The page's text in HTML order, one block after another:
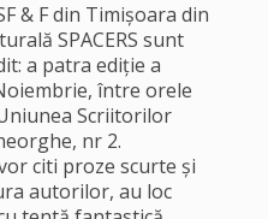
& F din Timișoara din
SPACERS sunt
a patra ediție a
între orele
Scriitorilor
nr 2.
citi proze scurte și
autorilor, au loc